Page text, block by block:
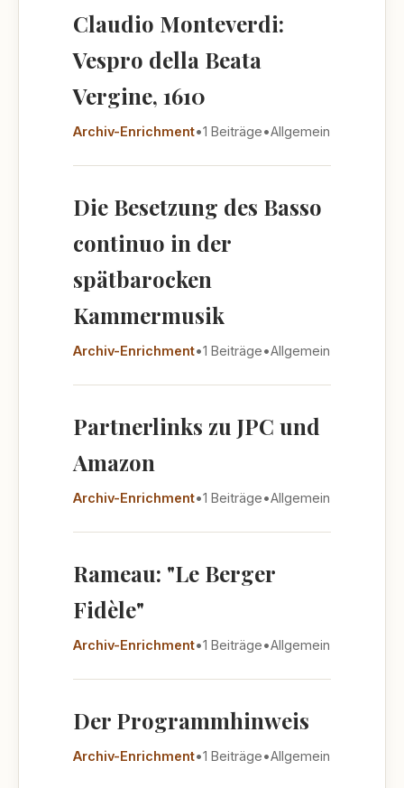
Claudio Monteverdi:
Vespro della Beata
Vergine, 1610
Archiv-Enrichment•1 Beiträge•Allgemein
Die Besetzung des Basso
continuo in der
spätbarocken
Kammermusik
Archiv-Enrichment•1 Beiträge•Allgemein
Partnerlinks zu JPC und
Amazon
Archiv-Enrichment•1 Beiträge•Allgemein
Rameau: "Le Berger
Fidèle"
Archiv-Enrichment•1 Beiträge•Allgemein
Der Programmhinweis
Archiv-Enrichment•1 Beiträge•Allgemein